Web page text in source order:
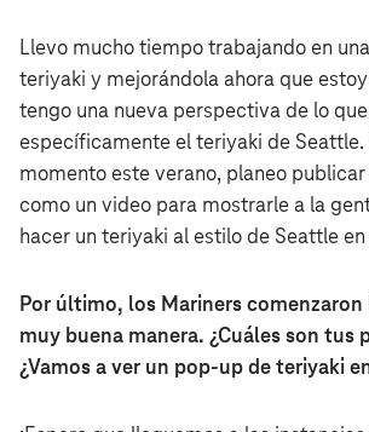
Llevo mucho tiempo trabajando en
teriyaki y mejorándola ahora que
tengo una nueva perspectiva de lo
específicamente el teriyaki de Seattle.
momento este verano, planeo
como un video para mostrarle a la
hacer un teriyaki al estilo de Seattle en
Por último, los Mariners
muy buena manera. ¿Cuáles son tus
¿Vamos a ver un pop-up de teriyaki